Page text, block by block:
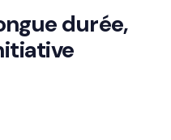
durée,